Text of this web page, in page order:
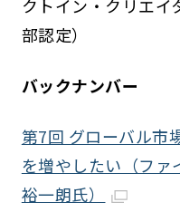
クトイン・クリエ
部認定）
バックナンバー
第7回 グローバル市
を増やしたい（ファ
裕一朗氏）